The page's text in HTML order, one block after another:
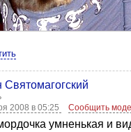
Святомагогский
2008 в 05:25
Сообщить
умненькая и